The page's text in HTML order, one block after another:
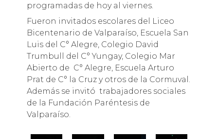
programadas de hoy al viernes.
Fueron invitados escolares del Liceo
Bicentenario de Valparaíso, Escuela San
Luis del C° Alegre, Colegio David
Trumbull del C° Yungay, Colegio Mar
Abierto de C° Alegre, Escuela Arturo
Prat de C° la Cruz y otros de la Cormuval.
Además se invitó trabajadores sociales
de la Fundación Paréntesis de
Valparaíso.